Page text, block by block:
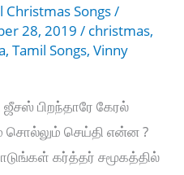
Christmas Songs/
28, 2019/ christmas,
,Tamil Songs,Vinny
ஜீசஸ் பிறந்தாரே கேரல்
சொல்லும் செய்தி என்ன ?
கர்த்தர் சமூகத்தில்